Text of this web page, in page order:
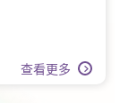
查看更多